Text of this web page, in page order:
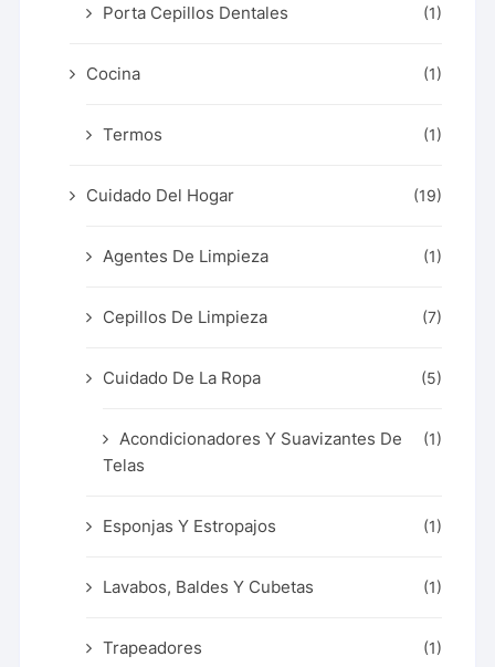
Porta Cepillos Dentales (1)
Cocina (1)
Termos (1)
Cuidado Del Hogar (19)
Agentes De Limpieza (1)
Cepillos De Limpieza (7)
Cuidado De La Ropa (5)
Acondicionadores Y Suavizantes De
Telas
(1)
Esponjas Y Estropajos (1)
Lavabos, Baldes Y Cubetas (1)
Trapeadores (1)